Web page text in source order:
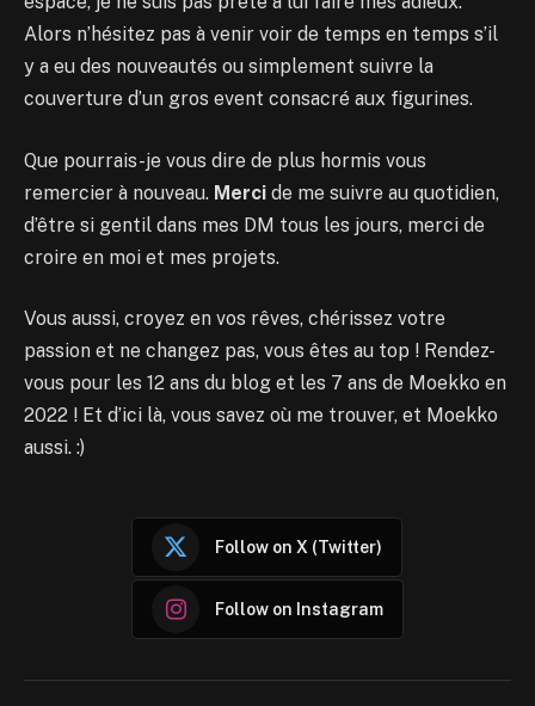
Alors n’hésitez pas à venir voir de temps en temps s’il
y a eu des nouveautés ou simplement suivre la
couverture d’un gros event consacré aux figurines.
Que pourrais-je vous dire de plus hormis vous
remercier à nouveau. Merci de me suivre au quotidien,
d’être si gentil dans mes DM tous les jours, merci de
croire en moi et mes projets.
Vous aussi, croyez en vos rêves, chérissez votre
passion et ne changez pas, vous êtes au top ! Rendez-
vous pour les 12 ans du blog et les 7 ans de Moekko en
2022 ! Et d’ici là, vous savez où me trouver, et Moekko
aussi. :)
Follow on X (Twitter)
Follow on Instagram